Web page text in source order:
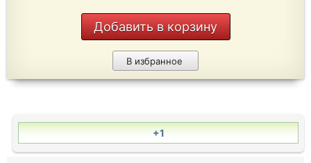
Добавить в корзину
В избранное
+1